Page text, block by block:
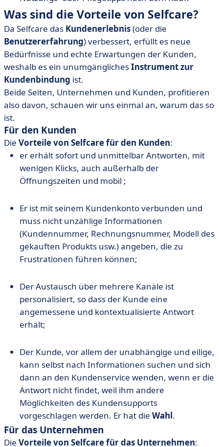
Was sind die Vorteile von Selfcare?
Da Selfcare das Kundenerlebnis(oder die
Benutzererfahrung) verbessert, erfüllt es neue
Bedürfnisse und echte Erwartungen der Kunden,
weshalb es ein unumgänglichesInstrument zur
Kundenbindung ist.
Beide Seiten, Unternehmen und Kunden, profitieren
also davon, schauen wir uns einmal an, warum das so
ist.
Für den Kunden
Die Vorteile von Selfcare für den Kunden:
er erhält sofort und unmittelbar Antworten, mit
wenigen Klicks, auch außerhalb der
Öffnungszeiten und mobil ;
Er ist mit seinem Kundenkonto verbunden und
muss nicht unzählige Informationen
(Kundennummer, Rechnungsnummer, Modell des
gekauften Produkts usw.) angeben, die zu
Frustrationen führen können;
Der Austausch über mehrere Kanäle ist
personalisiert, so dass der Kunde eine
angemessene und kontextualisierte Antwort
erhält;
Der Kunde, vor allem der unabhängige und eilige,
kann selbst nach Informationen suchen und sich
dann an den Kundenservice wenden, wenn er die
Antwort nicht findet, weil ihm andere
Möglichkeiten des Kundensupports
vorgeschlagen werden. Er hat die Wahl.
Für das Unternehmen
Die Vorteile von Selfcare für das Unternehmen: